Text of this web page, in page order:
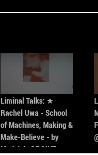
Delivery,
Sediul
este
echipei,
cladirii
Liminal Talks: ★
Rachel Uwa - School
of Machines, Making &
Make-Believe - by
Modulab @POINT